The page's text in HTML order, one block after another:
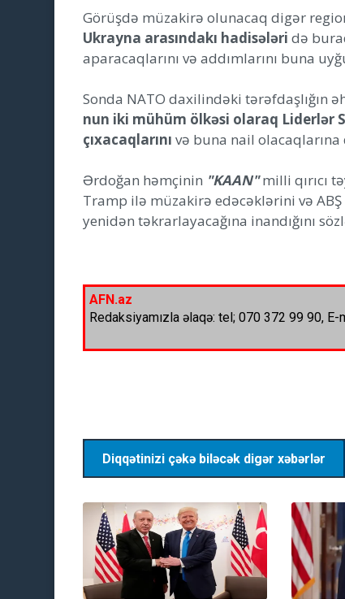
Görüşdə müzakirə olunacaq digər
Ukrayna arasındakı hadisələri də
aparacaqlarını və addımlarını buna
Sonda NATO daxilindəki tərəfdaşlığın
nun iki mühüm ölkəsi olaraq Liderlər
çıxacaqlarını və buna nail olacaqlarına
Ərdoğan həmçinin "KAAN"milli qırıcı
Tramp ilə müzakirə edəcəklərini və
yenidən təkrarlayacağına inandığını
AFN.az
Redaksiyamızla əlaqə: tel; 070 372 99 90, E-
Diqqətinizi çəkə biləcək digər xəbərlər